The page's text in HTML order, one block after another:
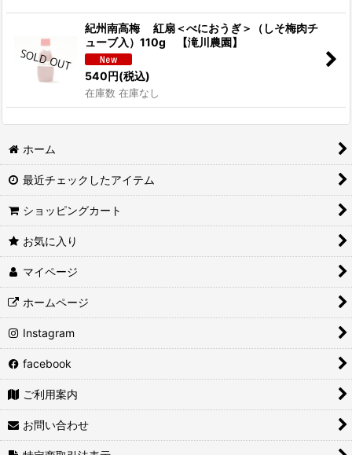
紀州南高梅 紅扇＜べにおうぎ＞（しそ梅肉チ
ューブ入）110g 【滝川農園】
540円(税込)
在庫数 在庫なし
ホーム
最近チェックしたアイテム
ショッピングカート
お気に入り
マイページ
ホームページ
Instagram
facebook
ご利用案内
お問い合わせ